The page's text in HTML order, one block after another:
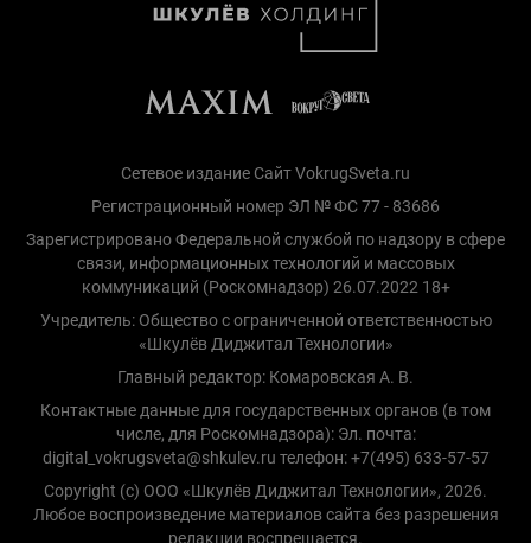
Сетевое издание Сайт VokrugSveta.ru
Регистрационный номер ЭЛ № ФС 77 - 83686
Зарегистрировано Федеральной службой по надзору в сфере
связи, информационных технологий и массовых
коммуникаций (Роскомнадзор) 26.07.2022 18+
Учредитель: Общество с ограниченной ответственностью
«Шкулёв Диджитал Технологии»
Главный редактор: Комаровская А. В.
Контактные данные для государственных органов (в том
числе, для Роскомнадзора): Эл. почта:
digital_vokrugsveta@shkulev.ru телефон: +7(495) 633-57-57
Copyright (с) ООО «Шкулёв Диджитал Технологии», 2026.
Любое воспроизведение материалов сайта без разрешения
редакции воспрещается.